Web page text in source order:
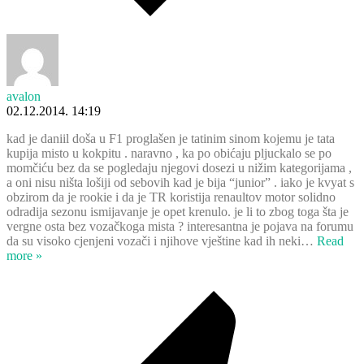
avalon
02.12.2014. 14:19
kad je daniil doša u F1 proglašen je tatinim sinom kojemu je tata
kupija misto u kokpitu . naravno , ka po obićaju pljuckalo se po
momčiću bez da se pogledaju njegovi dosezi u nižim kategorijama ,
a oni nisu ništa lošiji od sebovih kad je bija “junior” . iako je kvyat s
obzirom da je rookie i da je TR koristija renaultov motor solidno
odradija sezonu ismijavanje je opet krenulo. je li to zbog toga šta je
vergne osta bez vozačkoga mista ? interesantna je pojava na forumu
da su visoko cjenjeni vozači i njihove vještine kad ih neki… Read
more »